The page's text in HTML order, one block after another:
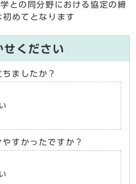
との同分野における協定の締
めてとなります
せください
ましたか？
すかったですか？